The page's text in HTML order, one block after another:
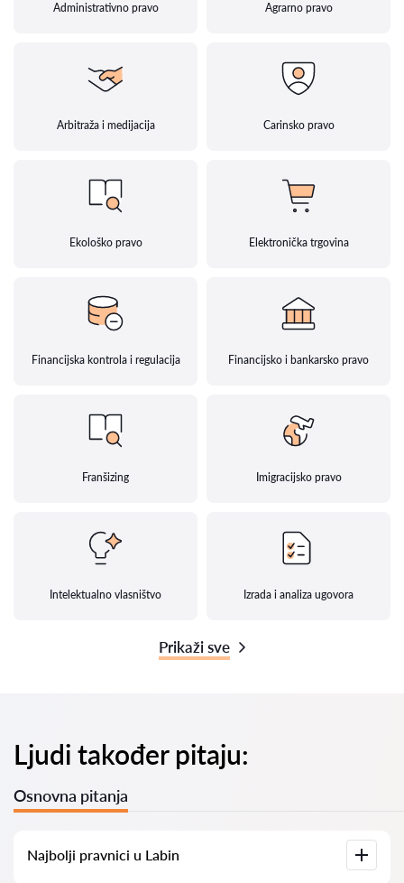
Administrativno pravo Agrarno pravo
Arbitraža i medijacija Carinsko pravo
Ekološko pravo Elektronička trgovina
Financijska kontrola i regulacija Financijsko i bankarsko pravo
Franšizing Imigracijsko pravo
Intelektualno vlasništvo Izrada i analiza ugovora
Prikaži sve
Ljudi također pitaju:
Osnovna pitanja
Najbolji pravnici u Labin